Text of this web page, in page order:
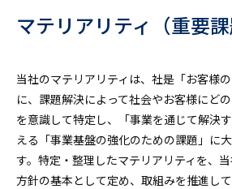
マテリアリティ（重要課
当社のマテリアリティは、社是「お客様
に、課題解決によって社会やお客様にど
を意識して特定し、「事業を通じて解決
える「事業基盤の強化のための課題」に
す。特定・整理したマテリアリティを、
方針の基本として定め、取組みを推進し